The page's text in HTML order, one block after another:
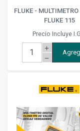
FLUKE -
FLUKE 115
Precio Incluye
add
remove